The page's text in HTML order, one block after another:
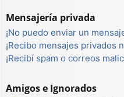
Mensajería privada
¡No puedo enviar un
¡Recibo mensajes privados
¡Recibí spam o correos
Amigos e Ignorados